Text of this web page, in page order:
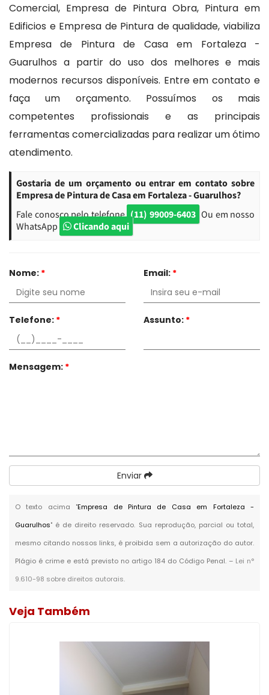
Comercial, Empresa de Pintura Obra, Pintura em
Edificios e Empresa de Pintura de qualidade, viabiliza
Empresa de Pintura de Casa em Fortaleza -
Guarulhos a partir do uso dos melhores e mais
modernos recursos disponíveis. Entre em contato e
faça um orçamento. Possuímos os mais
competentes profissionais e as principais
ferramentas comercializadas para realizar um ótimo
atendimento.
Gostaria de um orçamento ou entrar em contato sobre
Empresa de Pintura de Casa em Fortaleza - Guarulhos?
Fale conosco pelo telefone (11) 99009-6403 Ou em nosso
WhatsApp
Clicando aqui
Nome: * Email: *
Telefone: * Assunto: *
Mensagem: *
Enviar
O texto acima "Empresa de Pintura de Casa em Fortaleza -
Guarulhos" é de direito reservado. Sua reprodução, parcial ou total,
mesmo citando nossos links, é proibida sem a autorização do autor.
Plágio é crime e está previsto no artigo 184 do Código Penal. – Lei n°
9.610-98 sobre direitos autorais.
Veja Também